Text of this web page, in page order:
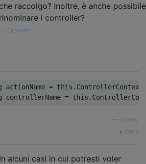
che raccolgo? Inoltre, è anche possibile
rinominare i controller?
Giovanni
actionName = this . ControllerContext
controllerName = this .
Andrei
fonte
In alcuni casi in cui potresti voler